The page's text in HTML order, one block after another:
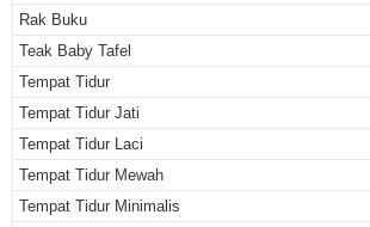
Rak Buku
Teak Baby Tafel
Tempat Tidur
Tempat Tidur Jati
Tempat Tidur Laci
Tempat Tidur Mewah
Tempat Tidur Minimalis